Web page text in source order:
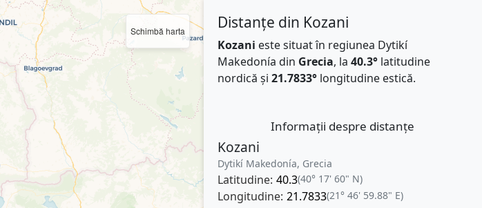
Schimbă harta Distanțe din Kozani
Kozani este situat în regiunea Dytikí
Makedonía din Grecia, la 40.3°latitudine
nordică și 21.7833°longitudine estică.
Informații despre distanțe
Kozani
Dytikí Makedonía, Grecia
Latitudine: 40.3(40° 17' 60" N)
Longitudine: 21.7833(21° 46' 59.88" E)